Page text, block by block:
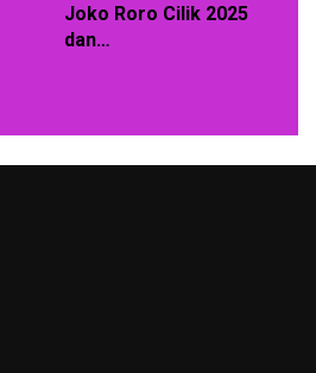
Joko Roro Cilik 2025
dan…